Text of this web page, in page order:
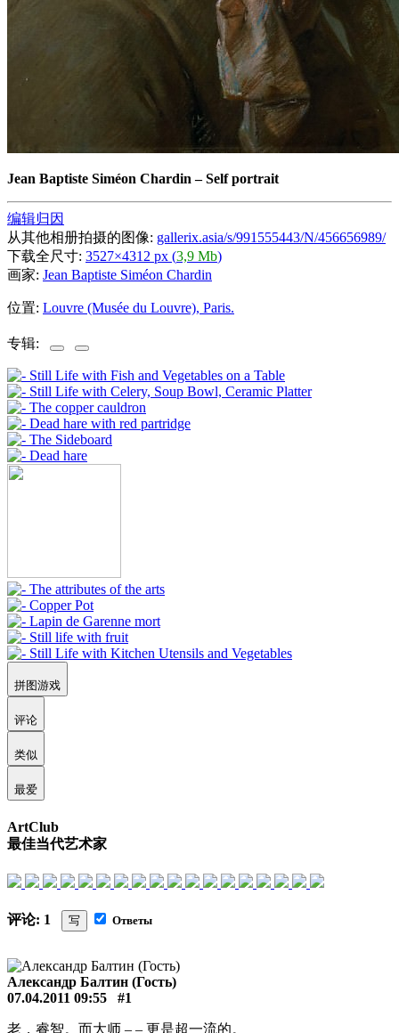
Jean Baptiste Siméon Chardin –Self portrait
编辑归因
从其他相册拍摄的图像: gallerix.asia/s/991555443/N/456656989/
下载全尺寸: 3527×4312 px (3,9 Mb)
画家: Jean Baptiste Siméon Chardin
位置: Louvre (Musée du Louvre), Paris.
专辑:
拼图游戏
评论
类似
最爱
ArtClub
最佳当代艺术家
评论: 1 写 Ответы
Александр Балтин (Гость)
07.04.2011 09:55
#1
老，睿智。而大师 – – 更是超一流的。